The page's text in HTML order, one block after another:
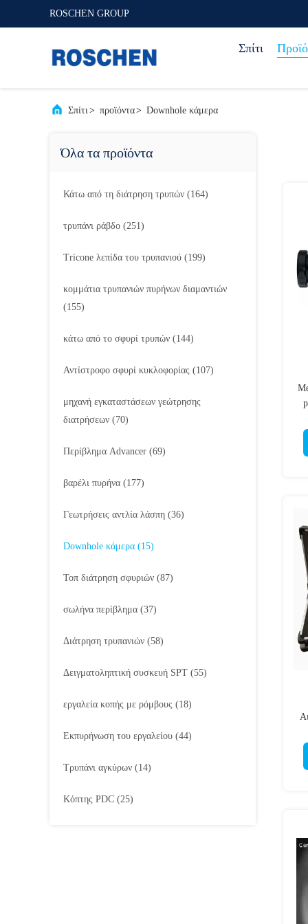
ROSCHEN GROUP
Σπίτι
Σπίτι> προϊόντα> Downhole κάμερα
Όλα τα προϊόντα
Κάτω από τη διάτρηση τρυπών (164)
τρυπάνι ράβδο (251)
Tricone λεπίδα του τρυπανιού (199)
κομμάτια τρυπανιών πυρήνων διαμαντιών
(155)
κάτω από το σφυρί τρυπών (144)
Αντίστροφο σφυρί κυκλοφορίας (107)
μηχανή εγκαταστάσεων γεώτρησης
διατρήσεων (70)
Περίβλημα Advancer (69)
βαρέλι πυρήνα (177)
Γεωτρήσεις αντλία λάσπη (36)
Downhole κάμερα (15)
Τοπ διάτρηση σφυριών (87)
σωλήνα περίβλημα (37)
Διάτρηση τρυπανιών (58)
Δειγματοληπτική συσκευή SPT (55)
εργαλεία κοπής με ρόμβους (18)
Εκπυρήνωση του εργαλείου (44)
Τρυπάνι αγκύρων (14)
Κόπτης PDC (25)